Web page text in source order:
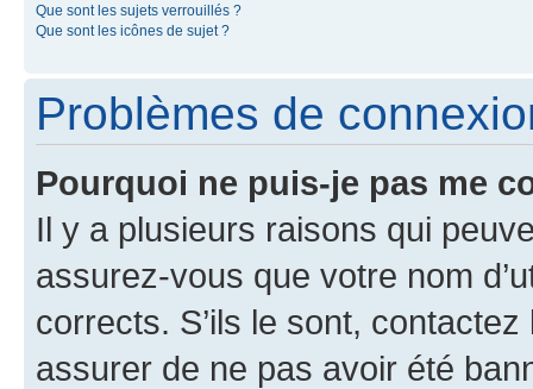
Que sont les sujets verrouillés ?
Que sont les icônes de sujet ?
Problèmes de
Pourquoi ne puis-je pas me
Il y a plusieurs raisons qui
assurez-vous que votre nom
corrects. S’ils le sont,
assurer de ne pas avoir été